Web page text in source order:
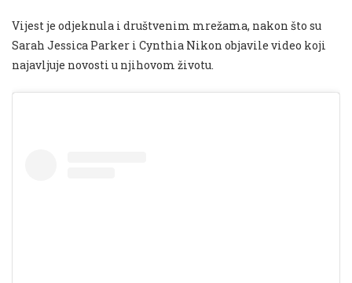
Vijest je odjeknula i društvenim mrežama, nakon što su
Sarah Jessica Parker i Cynthia Nikon objavile video koji
najavljuje novosti u njihovom životu.